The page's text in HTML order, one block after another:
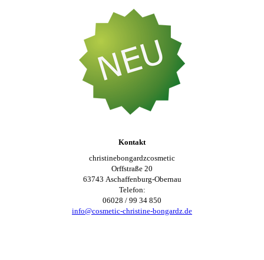
Kontakt
christinebongardzcosmetic
Orffstraße 20
63743 Aschaffenburg-Obernau
Telefon:
06028 / 99 34 850
info@cosmetic-christine-bongardz.de